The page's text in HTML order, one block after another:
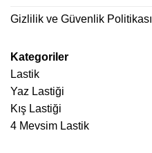
Gizlilik ve Güvenlik Politikası
Kategoriler
Lastik
Yaz Lastiği
Kış Lastiği
4 Mevsim Lastik